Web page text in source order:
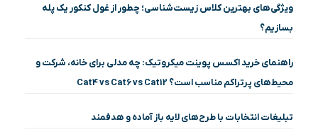
ویژگی‌های بهترین کلاس زیست‌شناسی؛ چطور از غول کنکور یک پله
بسازیم؟
راهنمای خرید اکسس پوینت میکروتیک: چه مدلی برای خانه، شرکت و
محیط‌های پرتراکم مناسب است؟ Cat4 vs Cat6 vs Cat12
تبلیغات انتخابات با طرح‌های لایه باز آماده و هدفمند